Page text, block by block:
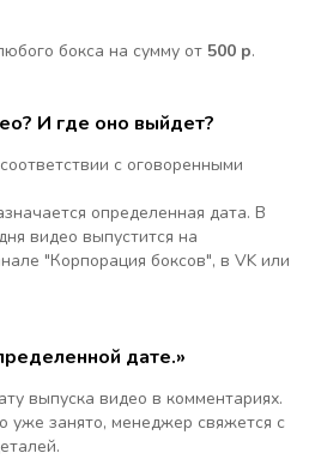
бокса на сумму от 500 р.
И где оно выйдет?
с оговоренными
определенная дата. В
видео выпустится на
"Корпорация боксов", в VK или
дате.»
выпуска видео в комментариях.
уже занято, менеджер свяжется с